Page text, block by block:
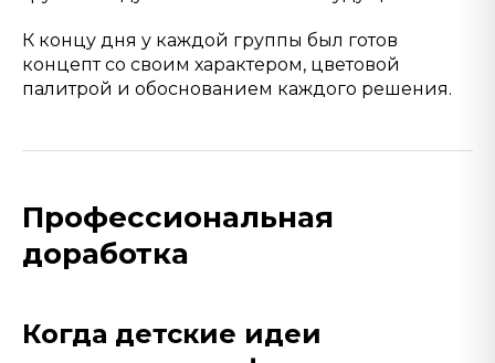
К концу дня у каждой группы был готов
концепт со своим характером, цветовой
палитрой и обоснованием каждого решения.
Профессиональная
доработка
Когда детские идеи